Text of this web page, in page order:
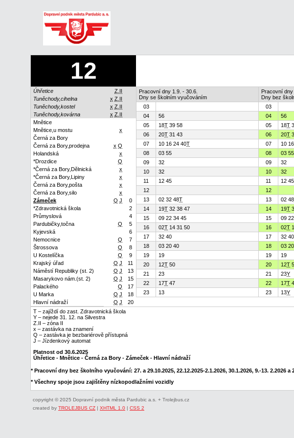
12
Úhřetice
Z.II
Tuněchody,cihelna
x Z.II
Tuněchody,kostel
x Z.II
Tuněchody,kovárna
x Z.II
Mnětice
Mnětice,u mostu
x
Černá za Bory
Černá za Bory,prodejna
x Q
Holandská
x
*Drozdice
Q
*Černá za Bory,Dělnická
x
*Černá za Bory,Lipiny
x
Černá za Bory,pošta
x
Černá za Bory,silo
x
Zámeček
Q J
0
*Zdravotnická škola
2
Průmyslová
4
Pardubičky,točna
Q
5
Kyjevská
6
Nemocnice
Q
7
Štrossova
Q
8
U Kostelíčka
Q
9
Krajský úřad
Q J
11
Náměstí Republiky (st. 2)
Q J
13
Masarykovo nám.(st. 2)
Q J
15
Palackého
Q
17
U Marka
Q J
18
Hlavní nádraží
Q J 20
Pracovní dny 1.9. - 30.6.
Dny se školním vyučováním
Pracovní dny
Dny bez
03 03
04
56 04 56
05
18T 39 58 05 18T
06
20T 31 43 06 20T
07
10 16 24 40T 07 10
08
03 55 08 03 55
09
32 09 32
10
32 10 32
11
12 45 11 12 45
12
12
13
02 32 48T 13 02 48
14
19T 32 38 47 14 19T
15
09 22 34 45 15 09
16
02T 14 31 50 16 02T
17
32 40 17 32 40
18
03 20 40 18 03
19
19 19 19
20
12T 50 20 12T
21
23 21 23Y
22
17T 47 22 17T
23
13 23 13Y
T – zajíždí do zast. Zdravotnická škola
Y – nejede 31. 12. na Silvestra
Z.II – zóna II
x – zastávka na znamení
Q – zastávka je bezbariérově přístupná
J – Jízdenkový automat
Platnost od 30.6.2025
Úhřetice - Mnětice - Černá za Bory - Zámeček - Hlavní nádraží
* Pracovní dny bez školního vyučování: 27. a 29.10.2025, 22.12.2025-2.1.2026, 30.1.2026, 9.-13. 2.2026 a
* Všechny spoje jsou zajištěny nízkopodlažními vozidly
copyright © 2025 Dopravní podnik města Pardubic a.s. + Trolejbus.cz
created by TROLEJBUS CZ | XHTML 1.0 | CSS 2